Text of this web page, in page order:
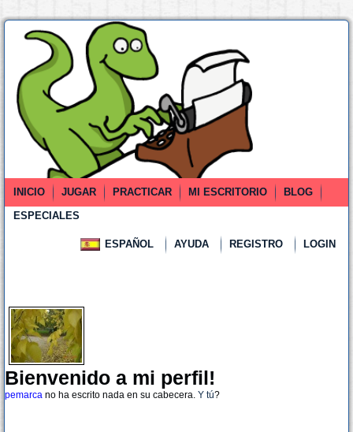
INICIO JUGAR PRACTICAR MI ESCRITORIO
BLOG
ESPECIALES
ESPAÑOL AYUDA REGISTRO LOGIN
Bienvenido a mi perfil!
pemarca no ha escrito nada en su cabecera. Y tú?